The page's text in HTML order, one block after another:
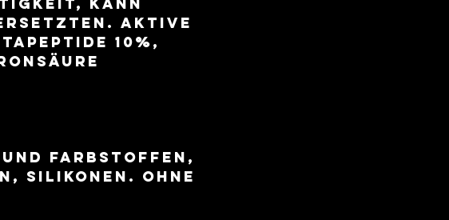
Aktive
10%,
Farbstoffen,
Silikonen. Ohne